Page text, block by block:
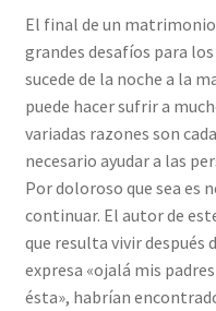
El final de un
grandes desafíos para
sucede de la noche a la
puede hacer sufrir a
variadas razones son
necesario ayudar a las
Por doloroso que sea es
continuar. El autor de
que resulta vivir
expresa «ojalá mis
ésta», habrían